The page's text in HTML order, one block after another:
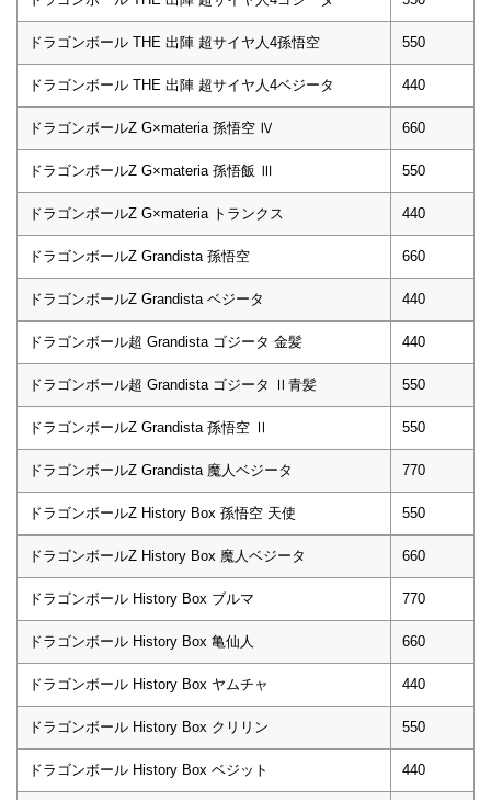
ドラゴンボール THE 出陣 超サイヤ人4孫悟空 550
ドラゴンボール THE 出陣 超サイヤ人4ベジータ 440
ドラゴンボールZ G×materia 孫悟空 Ⅳ 660
ドラゴンボールZ G×materia 孫悟飯 Ⅲ 550
ドラゴンボールZ G×materia トランクス 440
ドラゴンボールZ Grandista 孫悟空 660
ドラゴンボールZ Grandista ベジータ 440
ドラゴンボール超 Grandista ゴジータ 金髪 440
ドラゴンボール超 Grandista ゴジータ Ⅱ青髪 550
ドラゴンボールZ Grandista 孫悟空 Ⅱ 550
ドラゴンボールZ Grandista 魔人ベジータ 770
ドラゴンボールZ History Box 孫悟空 天使 550
ドラゴンボールZ History Box 魔人ベジータ 660
ドラゴンボール History Box ブルマ 770
ドラゴンボール History Box 亀仙人 660
ドラゴンボール History Box ヤムチャ 440
ドラゴンボール History Box クリリン 550
ドラゴンボール History Box ベジット 440